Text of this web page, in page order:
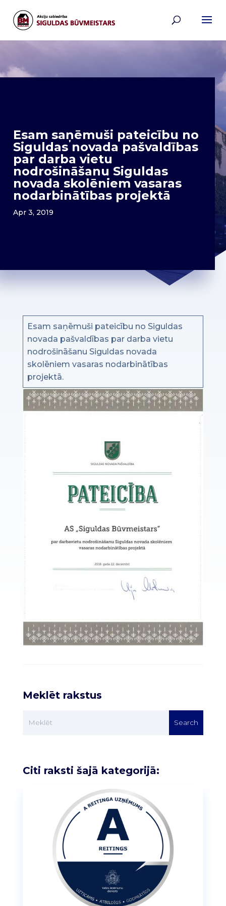
Esam saņēmuši pateicību no
Siguldas novada pašvaldības
par darba vietu
nodrošināšanu Siguldas
novada skolēniem vasaras
nodarbinātības projektā
Apr 3, 2019
Esam saņēmuši pateicību no Siguldas
novada pašvaldības par darba vietu
nodrošināšanu Siguldas novada
skolēniem vasaras nodarbinātības
projektā.
Meklēt rakstus
Citi raksti šajā kategorijā: